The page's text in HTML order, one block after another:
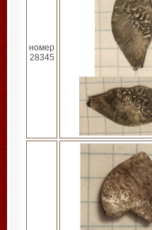
номер
28345